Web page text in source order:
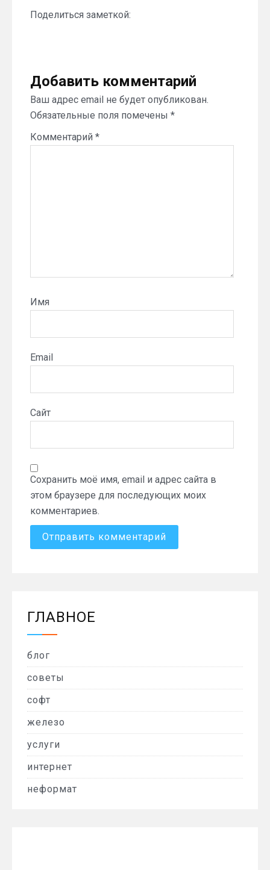
Поделиться заметкой:
Добавить комментарий
Ваш адрес email не будет опубликован.
Обязательные поля помечены *
Комментарий *
Имя
Email
Сайт
Сохранить моё имя, email и адрес сайта в
этом браузере для последующих моих
комментариев.
ГЛАВНОЕ
блог
советы
софт
железо
услуги
интернет
неформат